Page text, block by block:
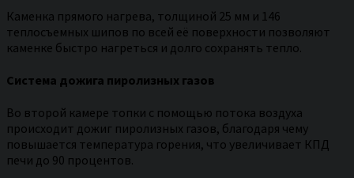
Каменка прямого нагрева, толщиной 25 мм и 146
теплосъемных шипов по всей её поверхности позволяют
каменке быстро нагреться и долго сохранять тепло.
Система дожига пиролизных газов
Во второй камере топки с помощью потока воздуха
происходит дожиг пиролизных газов, благодаря чему
повышается температура горения, что увеличивает КПД
печи до 90 процентов.